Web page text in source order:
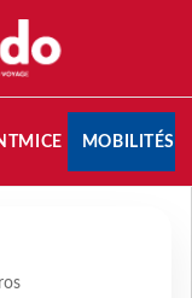
MICE MOBILITÉS